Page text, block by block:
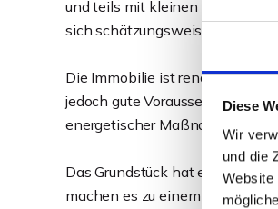
Diese
Wir
und die
Website
und teils mit kleinen
sich schätzungsweise auf rund
Die Immobilie ist
jedoch gute Voraussetzungen,
energetischer Maßnahmen
Das Grundstück hat eine
machen es zu einem